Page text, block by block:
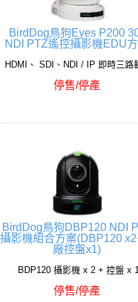
BirdDog鳥狗Eyes P200
NDI PTZ遙控攝影機EDU
HDMI、 SDI、NDI / IP 即時三路
停售/停產
BirdDog鳥狗DBP120 NDI
攝影機組合方案(DBP120
廠控盤x1)
BDP120 攝影機 x 2 + 控盤 x 1
停售/停產